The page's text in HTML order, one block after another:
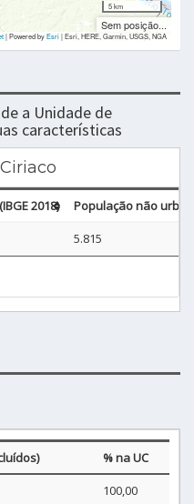
5 km
Sem posição...
| Powered byEsri|Esri, HERE, Garmin, USGS, NGA
a Unidade de
características
2018)
População não
5.815
% na UC
100,00